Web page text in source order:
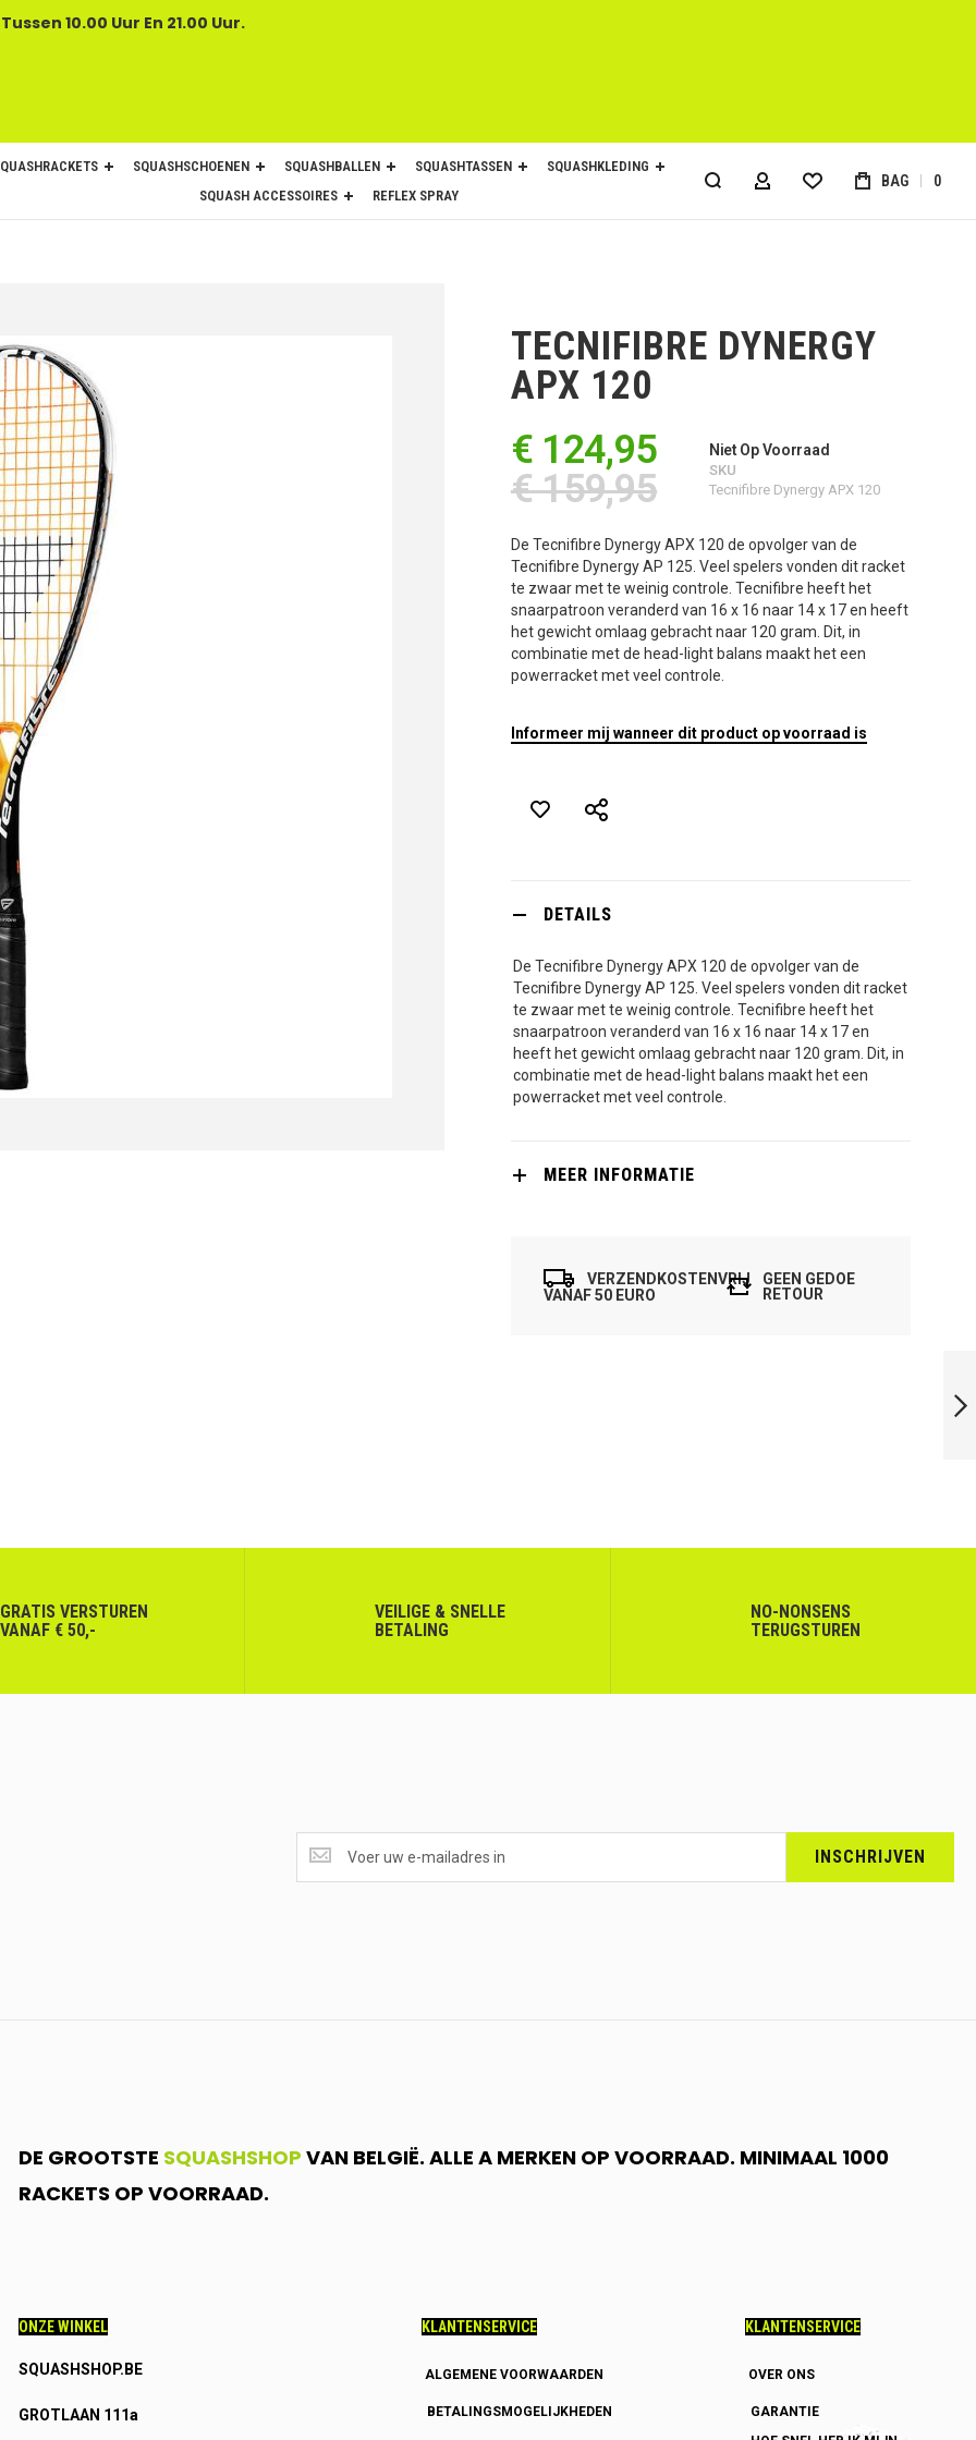
10.00 Uur En 21.00 Uur.
SQUASHSCHOENEN SQUASHBALLEN SQUASHTASSEN
SQUASHKLEDING
SQUASH ACCESSOIRES
REFLEX SPRAY ACCOUNT BAG 0
TECNIFIBRE DYNERGY
APX 120
€ 124,95
€ 159,95
Niet Op Voorraad
SKU
Tecnifibre Dynergy APX 120
De Tecnifibre Dynergy APX 120 de opvolger van de
Tecnifibre Dynergy AP 125. Veel spelers vonden dit racket
te zwaar met te weinig controle. Tecnifibre heeft het
snaarpatroon veranderd van 16 x 16 naar 14 x 17 en heeft
het gewicht omlaag gebracht naar 120 gram. Dit, in
combinatie met de head-light balans maakt het een
powerracket met veel controle.
Informeer mij wanneer dit product op voorraad is
DETAILS
De Tecnifibre Dynergy APX 120 de opvolger van de
Tecnifibre Dynergy AP 125. Veel spelers vonden dit racket
te zwaar met te weinig controle. Tecnifibre heeft het
snaarpatroon veranderd van 16 x 16 naar 14 x 17 en
heeft het gewicht omlaag gebracht naar 120 gram. Dit, in
combinatie met de head-light balans maakt het een
powerracket met veel controle.
MEER INFORMATIE
VERZENDKOSTENVRIJ
VANAF 50 EURO
GEEN GEDOE
RETOUR
GRATIS VERSTUREN
VANAF € 50,-
VEILIGE & SNELLE
BETALING
NO-NONSENS
TERUGSTUREN
ONTVANGEN?
<br>SCHRIJF
INSCHRIJVEN
DE GROOTSTE SQUASHSHOP VAN BELGIË. ALLE A MERKEN OP VOORRAAD. MINIMAAL 1000
RACKETS OP VOORRAAD.
ONZE WINKEL
SQUASHSHOP.BE
GROTLAAN 111a
KLANTENSERVICE
ALGEMENE VOORWAARDEN
BETALINGSMOGELIJKHEDEN
KLANTENSERVICE
OVER ONS
GARANTIE